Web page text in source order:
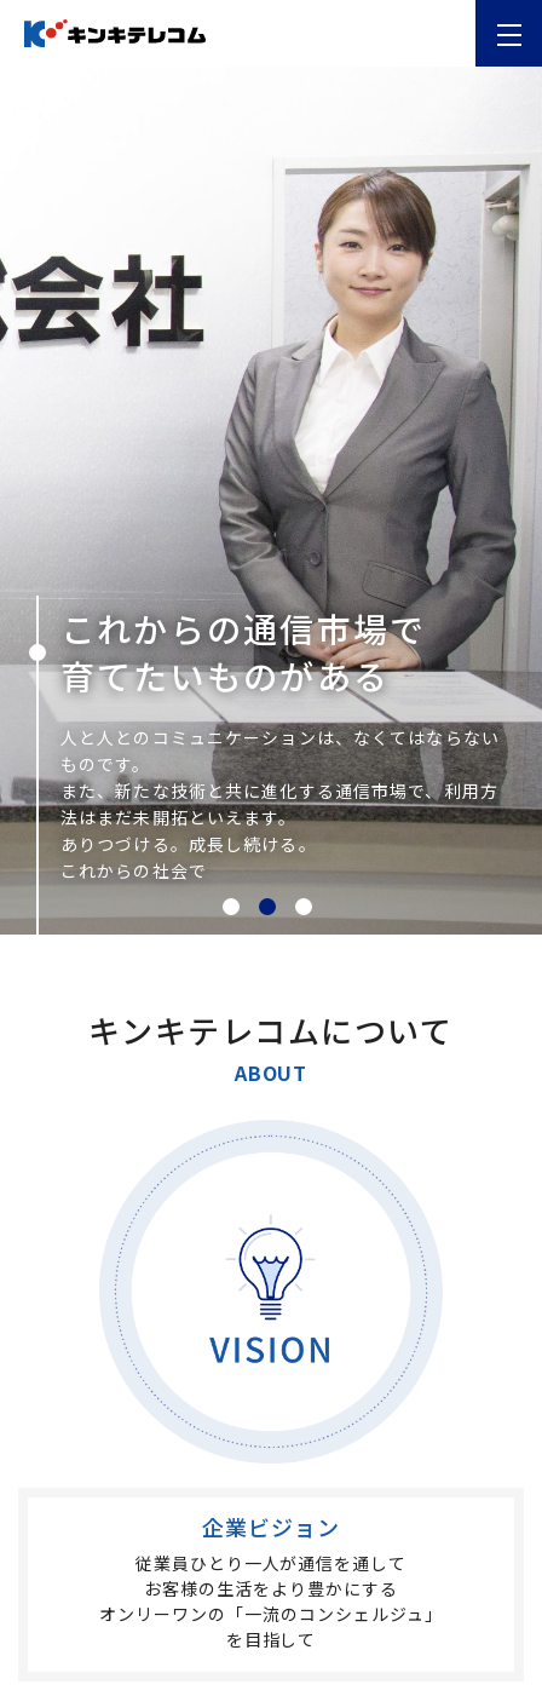
これからの通信市場で
育てたいものがある
人と人とのコミュニケーションは、なくてはならない
ものです。
また、新たな技術と共に進化する通信市場で、利用方
法はまだ未開拓といえます。
ありつづける。成長し続ける。
これからの社会で
キンキテレコムについて
ABOUT
企業ビジョン
従業員ひとり一人が通信を通して
お客様の生活をより豊かにする
オンリーワンの 「一流のコンシェルジュ」
を目指して